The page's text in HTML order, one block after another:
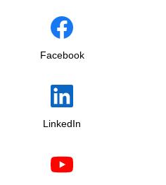
Facebook
LinkedIn